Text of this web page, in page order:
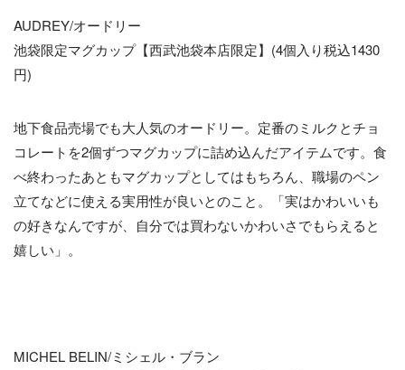
AUDREY/オードリー
池袋限定マグカップ【西武池袋本店限定】(4個入り税込1430
円)
地下食品売場でも大人気のオードリー。定番のミルクとチョ
コレートを2個ずつマグカップに詰め込んだアイテムです。食
べ終わったあともマグカップとしてはもちろん、職場のペン
立てなどに使える実用性が良いとのこと。「実はかわいいも
の好きなんですが、自分では買わないかわいさでもらえると
嬉しい」。
MICHEL BELIN/ミシェル・ブラン